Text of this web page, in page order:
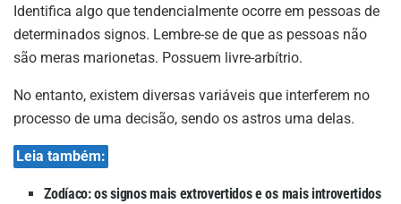
Identifica algo que tendencialmente ocorre em pessoas de
determinados signos. Lembre-se de que as pessoas não
são meras marionetas. Possuem livre-arbítrio.
No entanto, existem diversas variáveis que interferem no
processo de uma decisão, sendo os astros uma delas.
Leia também:
Zodíaco: os signos mais extrovertidos e os mais introvertidos